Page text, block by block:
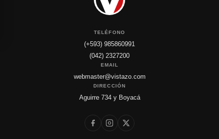
TELÉFONO
(+593) 985860991
(042) 2327200
EMAIL
webmaster@vistazo.com
DIRECCIÓN
Aguirre 734 y Boyacá